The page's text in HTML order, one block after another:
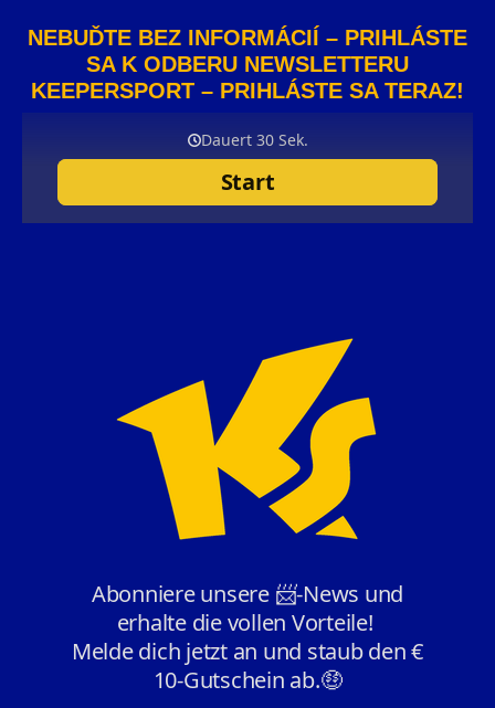
NEBUĎTE BEZ INFORMÁCIÍ – PRIHLÁSTE
SA K ODBERU NEWSLETTERU
KEEPERSPORT – PRIHLÁSTE SA TERAZ!